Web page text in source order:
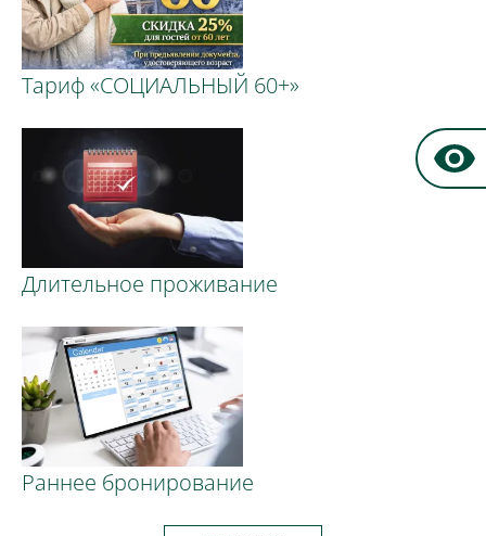
Тариф «СОЦИАЛЬНЫЙ 60+»
Длительное проживание
Раннее бронирование